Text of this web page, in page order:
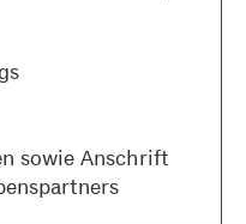
sowie Anschrift